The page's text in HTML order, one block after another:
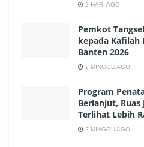
2 HARI AGO
Pemkot
kepada Kafilah
Banten 2026
2 MINGGU AGO
Program
Berlanjut, Ruas
Terlihat Lebih
2 MINGGU AGO